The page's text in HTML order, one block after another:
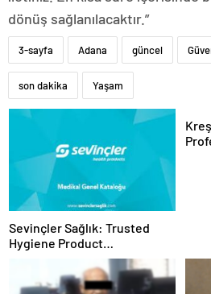
dönüş sağlanılacaktır.”
3-sayfa Adana güncel
son dakika Yaşam
Sevinçler Sağlık: Trusted
Hygiene Product
Manufacturer in Turkey